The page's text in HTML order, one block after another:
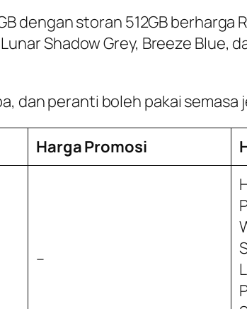
dengan storan 512GB berharga
Shadow Grey, Breeze Blue,
dan peranti boleh pakai semasa
Harga Promosi
–